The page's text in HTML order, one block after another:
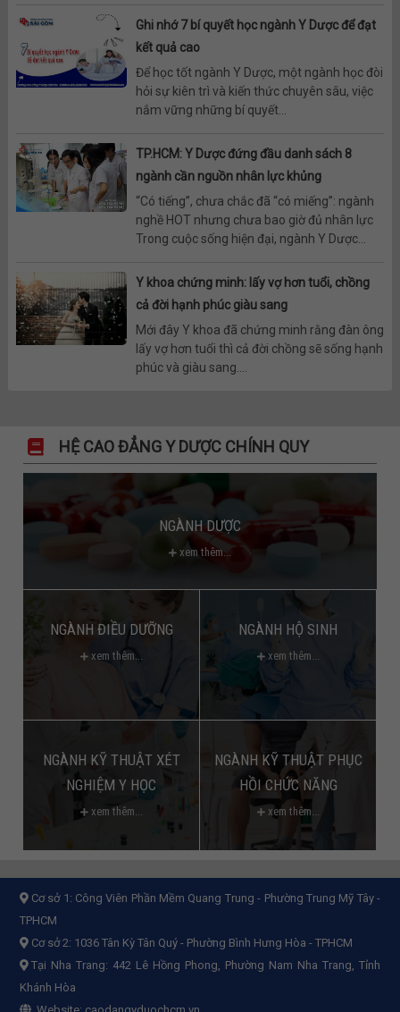
Ghi nhớ 7 bí quyết học ngành Y Dược để đạt
kết quả cao
Để học tốt ngành Y Dược, một ngành học đòi
hỏi sự kiên trì và kiến thức chuyên sâu, việc
nắm vững những bí quyết...
TP.HCM: Y Dược đứng đầu danh sách 8
ngành cần nguồn nhân lực khủng
“Có tiếng”, chưa chắc đã “có miếng”: ngành
nghề HOT nhưng chưa bao giờ đủ nhân lực
Trong cuộc sống hiện đại, ngành Y Dược...
Y khoa chứng minh: lấy vợ hơn tuổi, chồng
cả đời hạnh phúc giàu sang
Mới đây Y khoa đã chứng minh rằng đàn ông
lấy vợ hơn tuổi thì cả đời chồng sẽ sống hạnh
phúc và giàu sang....
HỆ CAO ĐẲNG Y DƯỢC CHÍNH QUY
NGÀNH DƯỢC
xem thêm...
NGÀNH ĐIỀU DƯỠNG
xem thêm...
NGÀNH HỘ SINH
xem thêm...
NGÀNH KỸ THUẬT XÉT
NGHIỆM Y HỌC
xem thêm...
NGÀNH KỸ THUẬT PHỤC
HỒI CHỨC NĂNG
xem thêm...
Cơ sở 1: Công Viên Phần Mềm Quang Trung - Phường Trung Mỹ Tây -
TPHCM
Cơ sở 2: 1036 Tân Kỳ Tân Quý - Phường Bình Hưng Hòa - TPHCM
Tại Nha Trang: 442 Lê Hồng Phong, Phường Nam Nha Trang, Tỉnh
Khánh Hòa